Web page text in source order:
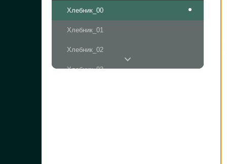
Хлебник_00
Хлебник_01
Хлебник_02
Хлебник_03